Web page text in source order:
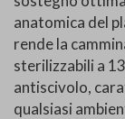
anatomica del
rende la
sterilizzabili a
antiscivolo,
qualsiasi